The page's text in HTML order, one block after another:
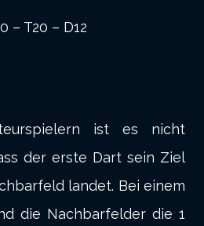
– T20 – D12
ist es nicht
der erste Dart sein Ziel
landet. Bei einem
die Nachbarfelder die 1